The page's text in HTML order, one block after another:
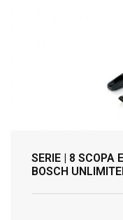
SERIE | 8 SCOPA
BOSCH